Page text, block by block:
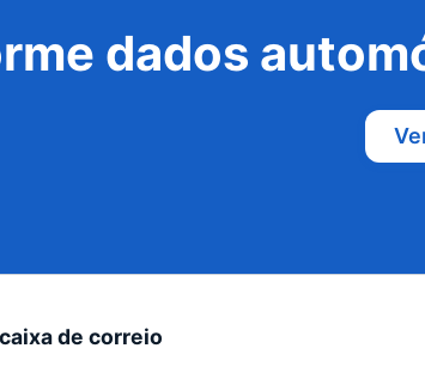
dados
de correio